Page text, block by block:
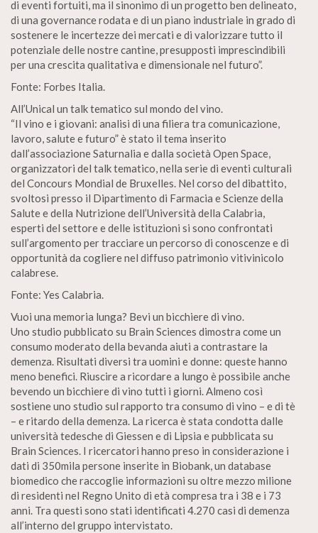
di eventi fortuiti, ma il sinonimo di un progetto ben delineato,
di una governance rodata e di un piano industriale in grado di
sostenere le incertezze dei mercati e di valorizzare tutto il
potenziale delle nostre cantine, presupposti imprescindibili
per una crescita qualitativa e dimensionale nel futuro”.
Fonte: Forbes Italia.
All’Unical un talk tematico sul mondo del vino.
“Il vino e i giovani: analisi di una filiera tra comunicazione,
lavoro, salute e futuro” è stato il tema inserito
dall’associazione Saturnalia e dalla società Open Space,
organizzatori del talk tematico, nella serie di eventi culturali
del Concours Mondial de Bruxelles. Nel corso del dibattito,
svoltosi presso il Dipartimento di Farmacia e Scienze della
Salute e della Nutrizione dell’Università della Calabria,
esperti del settore e delle istituzioni si sono confrontati
sull’argomento per tracciare un percorso di conoscenze e di
opportunità da cogliere nel diffuso patrimonio vitivinicolo
calabrese.
Fonte: Yes Calabria.
Vuoi una memoria lunga? Bevi un bicchiere di vino.
Uno studio pubblicato su Brain Sciences dimostra come un
consumo moderato della bevanda aiuti a contrastare la
demenza. Risultati diversi tra uomini e donne: queste hanno
meno benefici. Riuscire a ricordare a lungo è possibile anche
bevendo un bicchiere di vino tutti i giorni. Almeno così
sostiene uno studio sul rapporto tra consumo di vino – e di tè
– e ritardo della demenza. La ricerca è stata condotta dalle
università tedesche di Giessen e di Lipsia e pubblicata su
Brain Sciences. I ricercatori hanno preso in considerazione i
dati di 350mila persone inserite in Biobank, un database
biomedico che raccoglie informazioni su oltre mezzo milione
di residenti nel Regno Unito di età compresa tra i 38 e i 73
anni. Tra questi sono stati identificati 4.270 casi di demenza
all’interno del gruppo intervistato.